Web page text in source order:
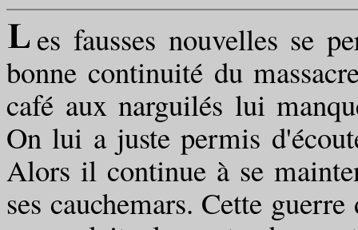
es fausses nouvelles se
bonne continuité du
café aux narguilés lui
On lui a juste permis
Alors il continue à se
ses cauchemars. Cette